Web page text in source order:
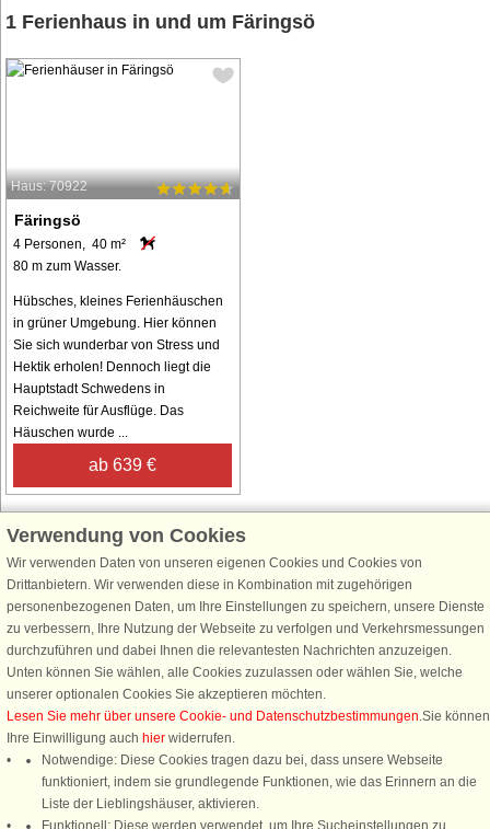
1 Ferienhaus in und um Färingsö
Haus: 70922
Färingsö
4 Personen, 40 m²
80 m zum Wasser.
Hübsches, kleines Ferienhäuschen
in grüner Umgebung. Hier können
Sie sich wunderbar von Stress und
Hektik erholen! Dennoch liegt die
Hauptstadt Schwedens in
Reichweite für Ausflüge. Das
Häuschen wurde ...
ab 639 €
Schließen Sie sich 100.000 Ferienhaus-Fans an
Erhalten Sie einen Willkommensgutschein von 25 €für Ihren nächsten
Ferienhausurlaub - melden Sie sich einfach für den DanCenter Newsletter
an. Verpassen Sie nie wieder exklusive Angebote, Gewinnspiele und
Urlaubstipps!
Newsletter abonnieren
Verwendung von Cookies
Wir verwenden Daten von unseren eigenen Cookies und Cookies von
Drittanbietern. Wir verwenden diese in Kombination mit zugehörigen
personenbezogenen Daten, um Ihre Einstellungen zu speichern, unsere Dienste
zu verbessern, Ihre Nutzung der Webseite zu verfolgen und Verkehrsmessungen
durchzuführen und dabei Ihnen die relevantesten Nachrichten anzuzeigen.
Unten können Sie wählen, alle Cookies zuzulassen oder wählen Sie, welche
unserer optionalen Cookies Sie akzeptieren möchten.
Lesen Sie mehr über unsere Cookie- und Datenschutzbestimmungen.Sie können
Ihre Einwilligung auch hier widerrufen.
Notwendige: Diese Cookies tragen dazu bei, dass unsere Webseite
funktioniert, indem sie grundlegende Funktionen, wie das Erinnern an die
Liste der Lieblingshäuser, aktivieren.
Funktionell: Diese werden verwendet, um Ihre Sucheinstellungen zu